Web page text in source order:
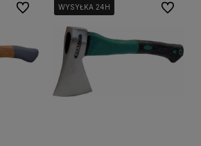
Do ulubionychWYSYŁKA 24H
WYSYŁKA 24H
WYSYŁKA 24H Do